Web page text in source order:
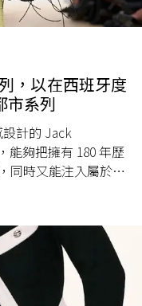
，以在西班牙度
市系列
計的 Jack
能夠把擁有 180 年歷
同時又能注入屬於他